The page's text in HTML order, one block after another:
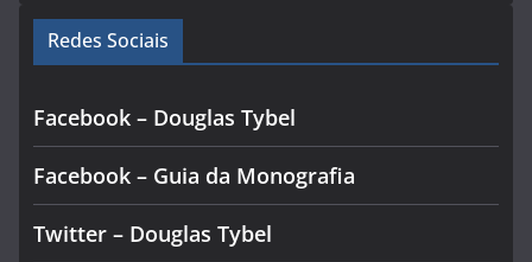
Redes Sociais
Facebook – Douglas Tybel
Facebook – Guia da Monografia
Twitter – Douglas Tybel